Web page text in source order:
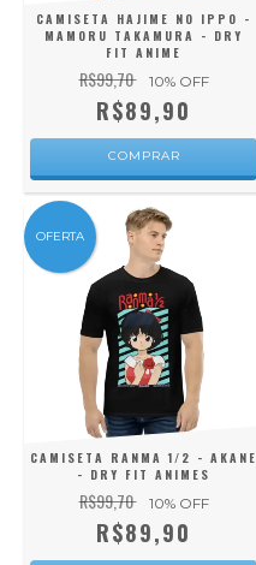
CAMISETA HAJIME NO IPPO -
MAMORU TAKAMURA - DRY
FIT ANIME
R$99,70 10% OFF
R$89,90
COMPRAR
OFERTA
CAMISETA RANMA 1/2 - AKANE
- DRY FIT ANIMES
R$99,70 10% OFF
R$89,90